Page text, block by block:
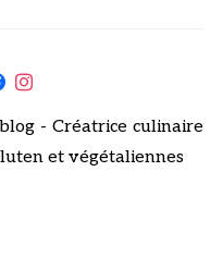
- Créatrice culinaire
et végétaliennes